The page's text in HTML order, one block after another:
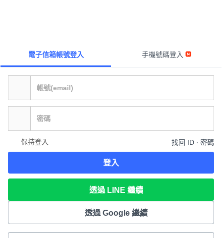
電子信箱帳號登入 手機號碼登入
保持登入 找回 ID ∙ 密碼
登入
透過 LINE 繼續
透過 Google 繼續